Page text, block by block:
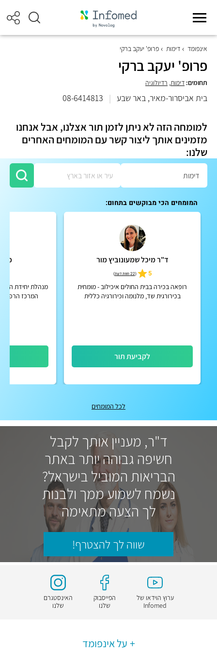
אינפומד דימות פרופ' יעקב ברקי
פרופ' יעקב ברקי
תחומים: דימות, רדיולוגיה
בית אביסרור-מאיר, באר שבע |
08-6414813
למומחה הזה לא ניתן לזמן תור אצלנו, אבל אנחנו
מזמינים אותך ליצור קשר עם המומחים האחרים
שלנו:
המומחים הכי מבוקשים בתחום:
ד"ר מיכל שמעונוביץ מור
5
(22 חוות דעת )
רופאה בכירה בבית החולים איכילוב - מומחית
בכירורגית שד, מלנומה וכירורגיה כללית
לקביעת תור
מנהלת יחידת
המרכז הרפואי
לכל המומחים
ד"ר, מעניין אותך לקבל
חשיפה גבוהה יותר באתר
הבריאות המוביל בישראל?
נשמח לשמוע ממך ולבנות
לך הצעה מתאימה
שווה לך להצטרף!
ערוץ הוידאו של
Infomed
הפייסבוק
שלנו
האינסטגרם
שלנו
על אינפומד